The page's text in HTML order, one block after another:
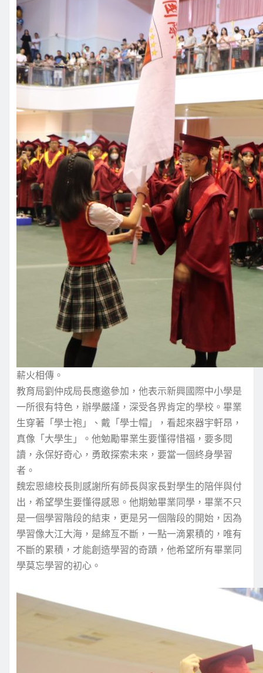
薪火相傳。
教育局劉仲成局長應邀參加，他表示新興國際中小學是
一所很有特色，辦學嚴謹，深受各界肯定的學校。畢業
生穿著「學士袍」、戴「學士帽」，看起來器宇軒昂，
真像「大學生」。他勉勵畢業生要懂得惜福，要多閱
讀，永保好奇心，勇敢探索未來，要當一個終身學習
者。
魏宏恩總校長則感謝所有師長與家長對學生的陪伴與付
出，希望學生要懂得感恩。他期勉畢業同學，畢業不只
是一個學習階段的結束，更是另一個階段的開始，因為
學習像大江大海，是綿亙不斷，一點一滴累積的，唯有
不斷的累積，才能創造學習的奇蹟，他希望所有畢業同
學莫忘學習的初心。